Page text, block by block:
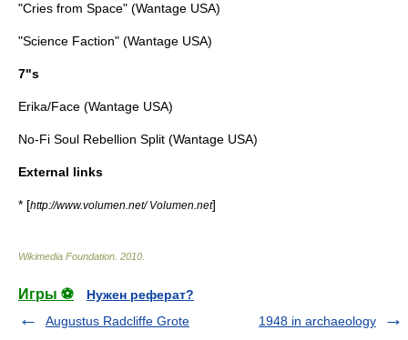
"Cries from Space" (Wantage USA)
"Science Faction" (Wantage USA)
7"s
Erika/Face (Wantage USA)
No-Fi Soul Rebellion Split (Wantage USA)
External links
* [http://www.volumen.net/ Volumen.net]
Wikimedia Foundation 2010
Игры ⚽
Нужен реферат?
Augustus Radcliffe Grote
1948 in archaeology